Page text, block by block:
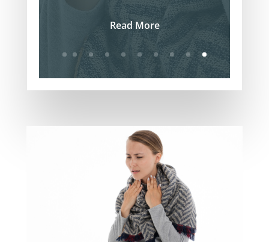
Read More